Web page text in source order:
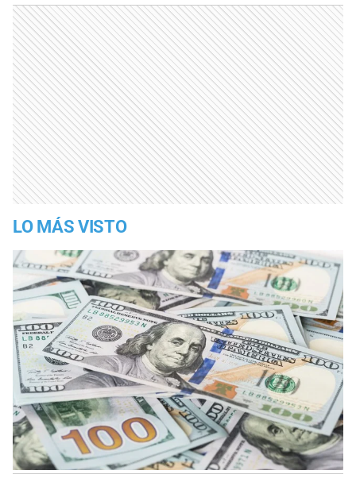
LO MÁS VISTO